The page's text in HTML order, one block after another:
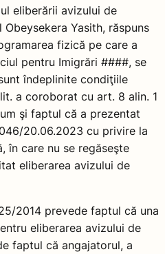
eliberării avizului de
Yasith, răspuns
fizică pe care a
pentru Imigrări ####, se
îndeplinite condiţiile
a coroborat cu art. 8 alin. 1
şi faptul că a prezentat
20.06.2023 cu privire la
în care nu se regăseşte
eliberarea avizului de
2014 prevede faptul că una
eliberarea avizului de
faptul că angajatorul, a